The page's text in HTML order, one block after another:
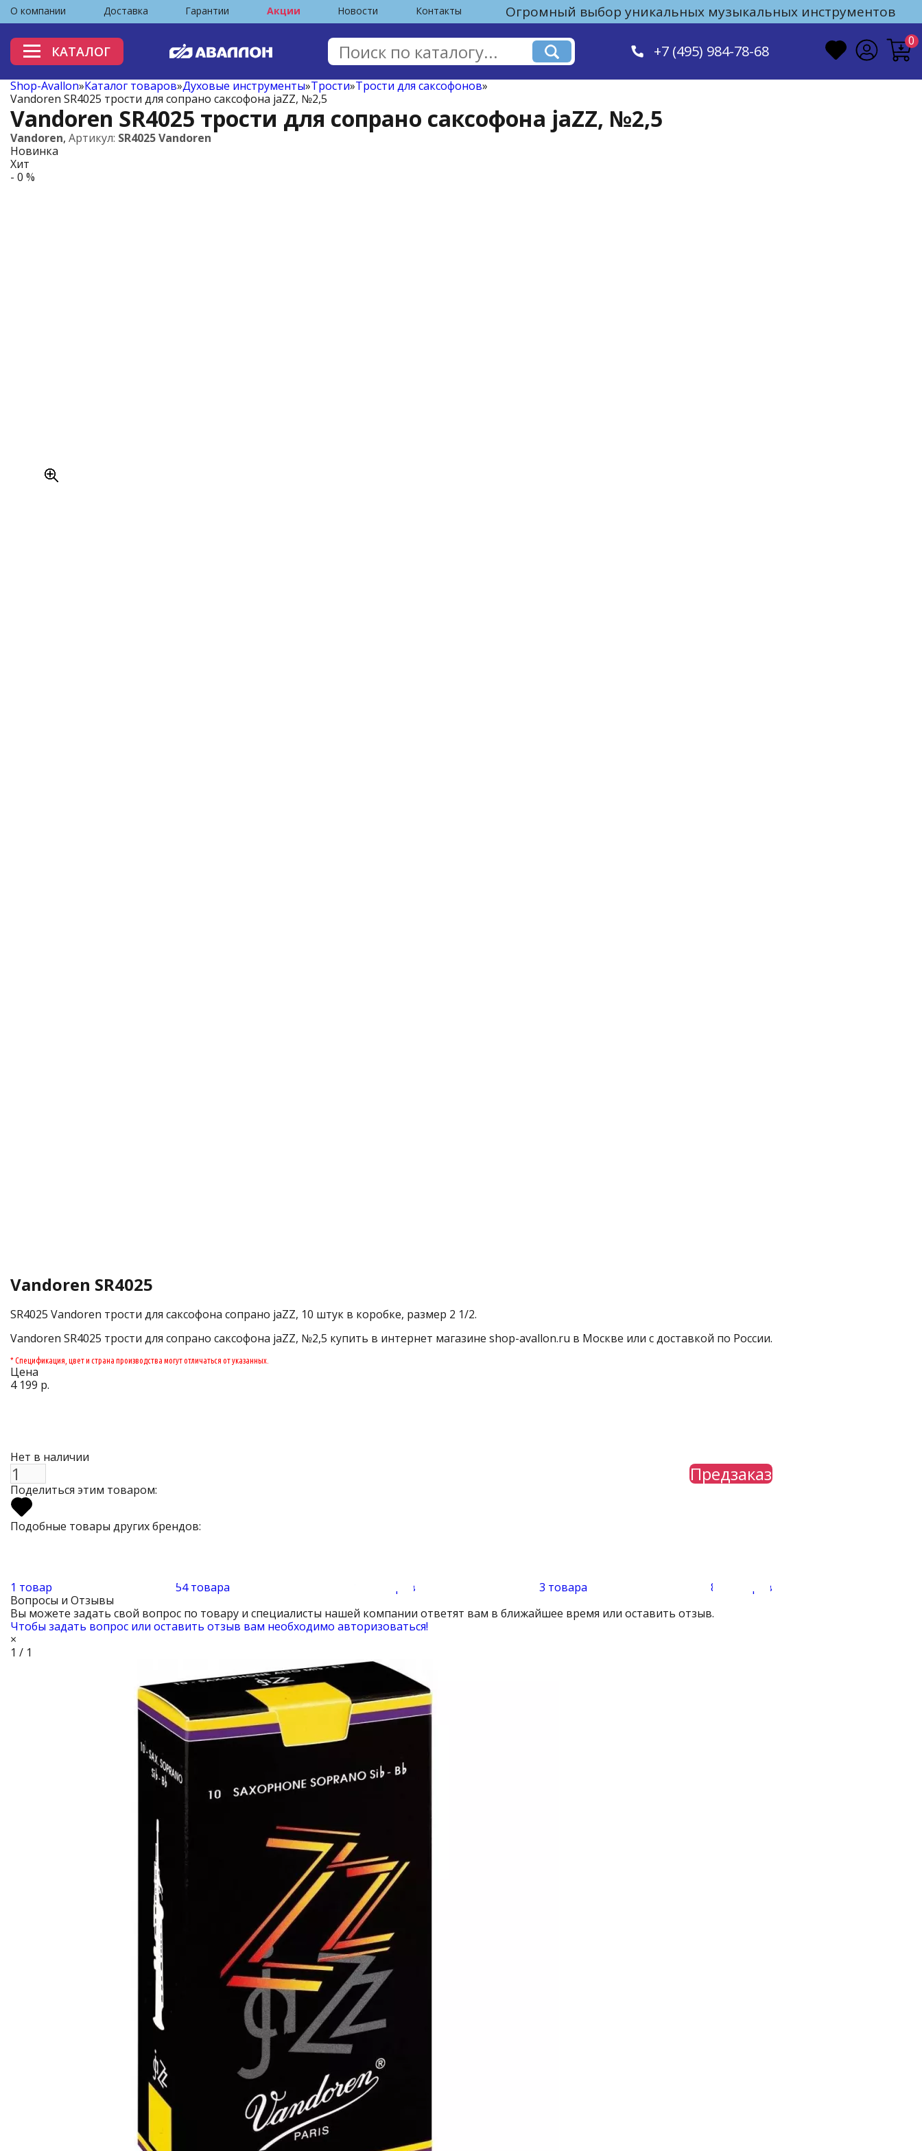
О компании Доставка Гарантии Акции Новости Контакты Огромный выбор уникальных музыкальных инструментов
КАТАЛОГ +7 (495) 984-78-68
0
Shop-Avallon»Каталог товаров»Духовые инструменты»Трости»Трости для саксофонов»
Vandoren SR4025 трости для сопрано саксофона jaZZ, №2,5
Vandoren SR4025 трости для сопрано саксофона jaZZ, №2,5
Vandoren, Артикул: SR4025 Vandoren
Новинка
Хит
- 0 %
Vandoren SR4025
SR4025 Vandoren трости для саксофона сопрано jaZZ, 10 штук в коробке, размер 2 1/2.
Vandoren SR4025 трости для сопрано саксофона jaZZ, №2,5 купить в интернет магазине shop-avallon.ru в Москве или с доставкой по России.
* Спецификация, цвет и страна производства могут отличаться от указанных.
Цена
4 199 р.
Нет в наличии
Предзаказ
Поделиться этим товаром:
Подобные товары других брендов:
1 товар 54 товара 11 товаров 3 товара
86 товаров
Вопросы и Отзывы
Вы можете задать свой вопрос по товару и специалисты нашей компании ответят вам в ближайшее время или оставить отзыв.
Чтобы задать вопрос или оставить отзыв вам необходимо авторизоваться!
×
1 / 1